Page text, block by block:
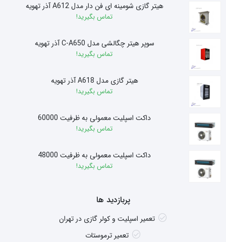
هیتر گازی شومینه ای فن دار مدل A612 آذر تهویه
تماس بگیرید!
سوپر هیتر چگالشی مدل C-A650 آذر تهویه
تماس بگیرید!
هیتر گازی مدل A618 آذر تهویه
تماس بگیرید!
داکت اسپلیت معمولی به ظرفیت 60000
تماس بگیرید!
داکت اسپلیت معمولی به ظرفیت 48000
تماس بگیرید!
پربازدید ها
تعمیر اسپلیت و کولر گازی در تهران
تعمیر ترموستات